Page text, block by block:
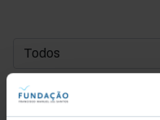
DATA DE INÍCIO